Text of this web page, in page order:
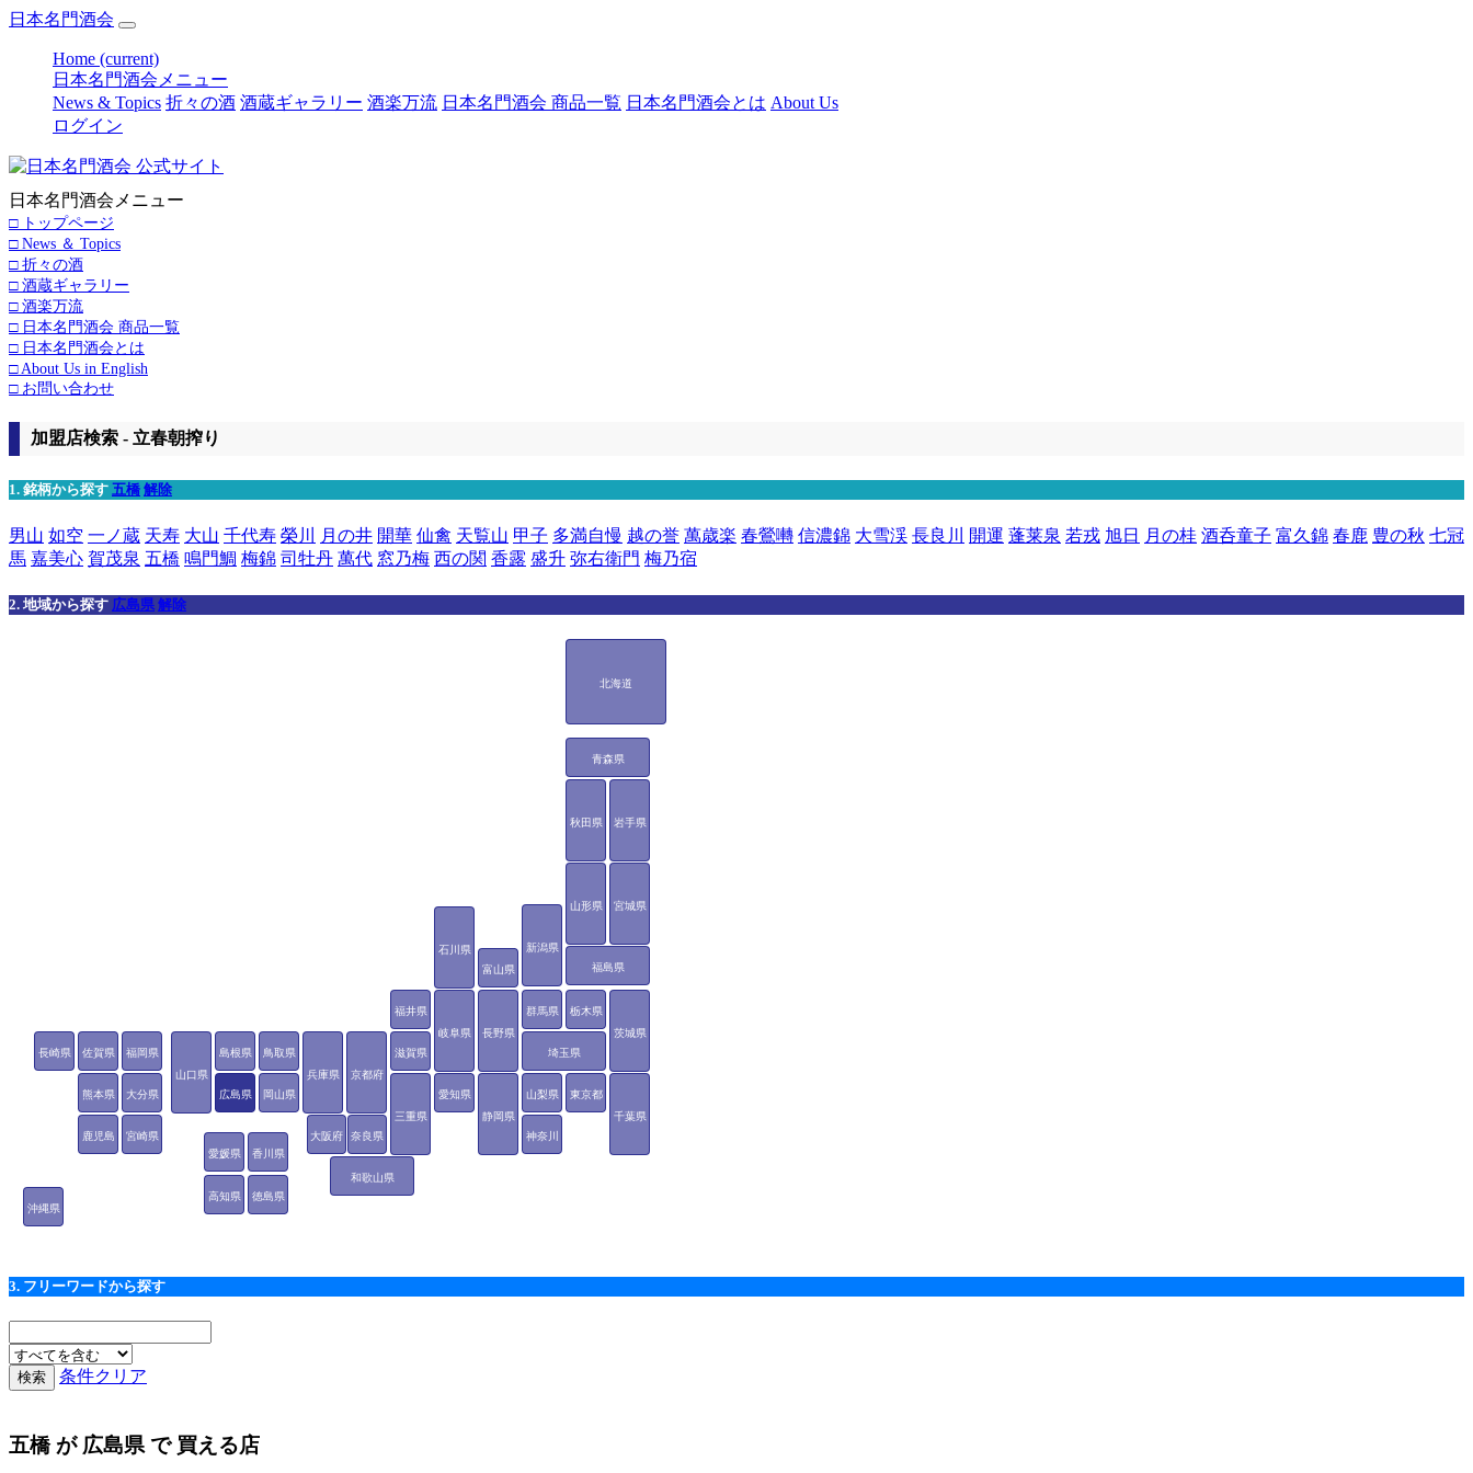
日本名門酒会
Home (current)
日本名門酒会メニュー
News & Topics 折々の酒 酒蔵ギャラリー 酒楽万流 日本名門酒会 商品一覧 日本名門酒会とは About Us
ログイン
日本名門酒会メニュー
□ トップページ
□ News ＆ Topics
□ 折々の酒
□ 酒蔵ギャラリー
□ 酒楽万流
□ 日本名門酒会 商品一覧
□ 日本名門酒会とは
□ About Us in English
□ お問い合わせ
加盟店検索 - 立春朝搾り
1. 銘柄から探す 五橋 解除
男山 如空 一ノ蔵 天寿 大山 千代寿 榮川 月の井 開華 仙禽 天覧山 甲子 多満自慢 越の誉 萬歳楽 春鶯囀 信濃錦 大雪渓 長良川 開運 蓬莱泉 若戎 旭日 月の桂 酒呑童子 富久錦 春鹿 豊の秋 七冠
馬 嘉美心 賀茂泉 五橋 鳴門鯛 梅錦 司牡丹 萬代 窓乃梅 西の関 香露 盛升 弥右衛門 梅乃宿
2. 地域から探す 広島県 解除
北海道
青森県
岩手県
宮城県
秋田県
山形県
福島県
茨城県
栃木県
群馬県
埼玉県
千葉県
東京都
神奈川
新潟県
富山県
石川県
福井県
山梨県
長野県
岐阜県
静岡県
愛知県
三重県
滋賀県
京都府
大阪府
兵庫県
奈良県
和歌山県
鳥取県
島根県
岡山県
広島県
山口県
徳島県
香川県
愛媛県
高知県
福岡県
佐賀県
長崎県
熊本県 大分県
宮崎県
鹿児島
沖縄県
3. フリーワードから探す
条件クリア
五橋が 広島県 で 買える店